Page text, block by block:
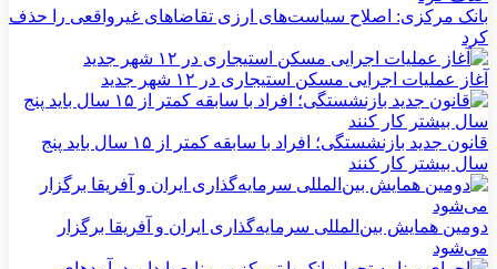
بانک مرکزی: اصلاح سیاست‌های ارزی تقاضاهای غیرواقعی را حذف
کرد
آغاز عملیات اجرایی مسکن استیجاری در ۱۲ شهر جدید
قانون جدید بازنشستگی؛ افراد با سابقه کمتر از ۱۵ سال باید پنج
سال بیشتر کار کنند
دومین همایش بین‌المللی سرمایه‌گذاری ایران و آفریقا برگزار
می‌شود